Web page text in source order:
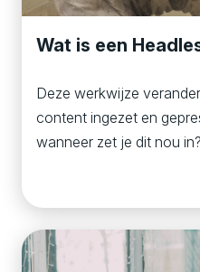
Wat is een
Deze werkwijze
content ingezet en
wanneer zet je dit nou in?